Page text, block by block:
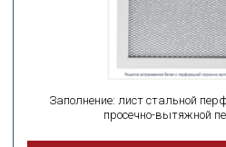
Заполнение: лист стальной
просечно-вытяжной